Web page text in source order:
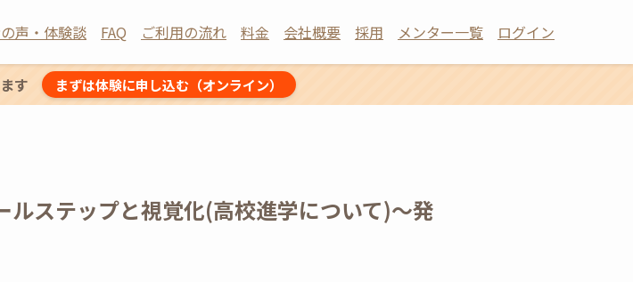
声・体験談 FAQ ご利用の流れ 料金 会社概要 採用 メンター一覧 ログイン
す まずは体験に申し込む（オンライン）
ルステップと視覚化(高校進学について)〜発